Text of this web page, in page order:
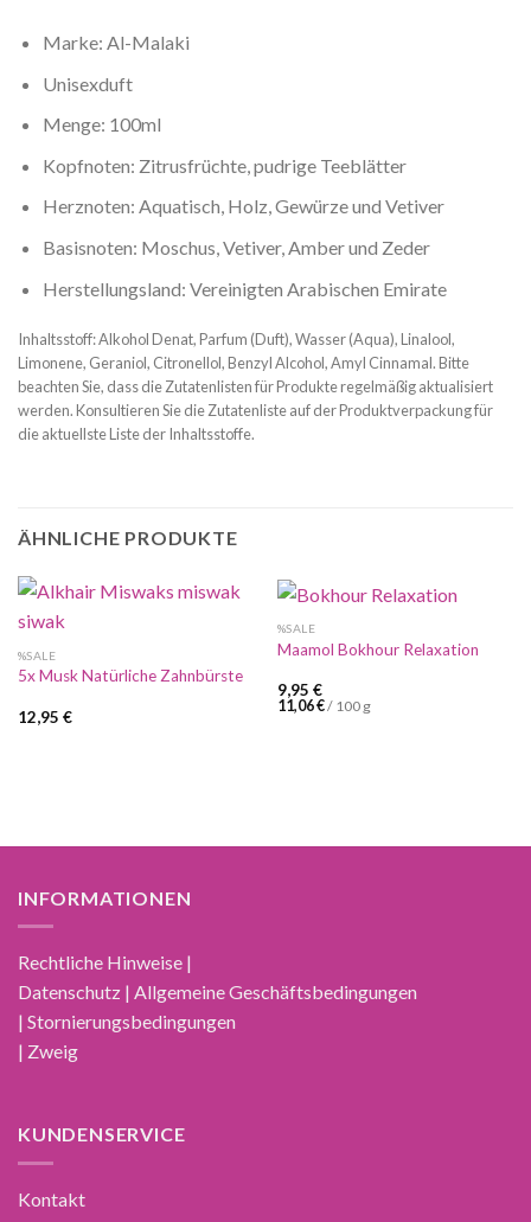
Marke: Al-Malaki
Unisexduft
Menge: 100ml
Kopfnoten: Zitrusfrüchte, pudrige Teeblätter
Herznoten: Aquatisch, Holz, Gewürze und Vetiver
Basisnoten: Moschus, Vetiver, Amber und Zeder
Herstellungsland: Vereinigten Arabischen Emirate
Inhaltsstoff: Alkohol Denat, Parfum (Duft), Wasser (Aqua), Linalool,
Limonene, Geraniol, Citronellol, Benzyl Alcohol, Amyl Cinnamal. Bitte
beachten Sie, dass die Zutatenlisten für Produkte regelmäßig aktualisiert
werden. Konsultieren Sie die Zutatenliste auf der Produktverpackung für
die aktuellste Liste der Inhaltsstoffe.
ÄHNLICHE PRODUKTE
%SALE
5x Musk Natürliche Zahnbürste
12,95 €
%SALE
Maamol Bokhour Relaxation
9,95 €
11,06€/ 100 g
INFORMATIONEN
Rechtliche Hinweise |
Datenschutz | Allgemeine Geschäftsbedingungen
| Stornierungsbedingungen
| Zweig
KUNDENSERVICE
Kontakt